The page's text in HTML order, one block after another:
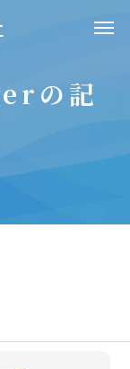
の記